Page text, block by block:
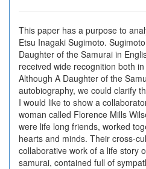
This paper has a purpose to
Etsu Inagaki Sugimoto.
Daughter of the Samurai in
received wide recognition both
Although A Daughter of the
autobiography, we could clarify
I would like to show a
woman called Florence Mills
were life long friends, worked
hearts and minds. Their cross-
collaborative work of a life story
samurai, contained full of